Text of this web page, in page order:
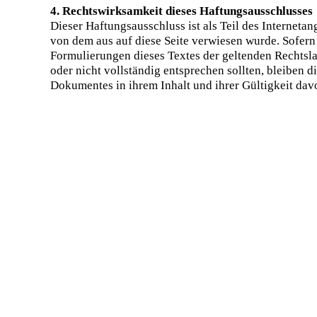
4. Rechtswirksamkeit dieses Haftungsausschlusses
Dieser Haftungsausschluss ist als Teil des
von dem aus auf diese Seite verwiesen wurde.
Formulierungen dieses Textes der geltenden
oder nicht vollständig entsprechen sollten, bleiben
Dokumentes in ihrem Inhalt und ihrer Gültigkeit